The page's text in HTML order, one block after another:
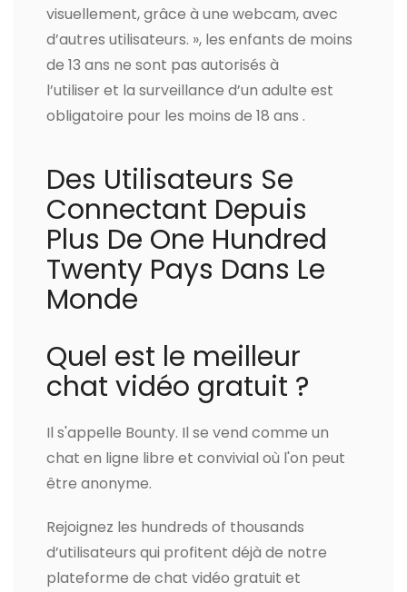
visuellement, grâce à une webcam, avec
d’autres utilisateurs. », les enfants de moins
de 13 ans ne sont pas autorisés à
l’utiliser et la surveillance d’un adulte est
obligatoire pour les moins de 18 ans .
Des Utilisateurs Se
Connectant Depuis
Plus De One Hundred
Twenty Pays Dans Le
Monde
Quel est le meilleur
chat vidéo gratuit ?
Il s'appelle Bounty. Il se vend comme un
chat en ligne libre et convivial où l'on peut
être anonyme.
Rejoignez les hundreds of thousands
d’utilisateurs qui profitent déjà de notre
plateforme de chat vidéo gratuit et